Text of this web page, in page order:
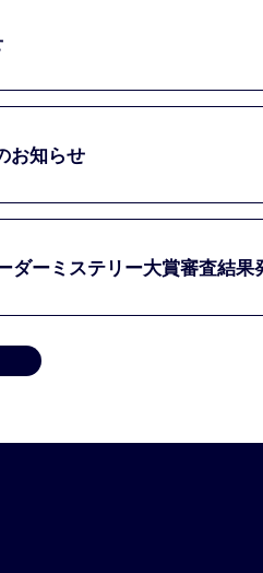
お知らせ
ダーミステリー大賞審査結果